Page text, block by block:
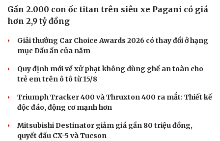
Gần 2.000 con ốc titan trên siêu xe Pagani có giá
hơn 2,9 tỷ đồng
Giải thưởng Car Choice Awards 2026 có thay đổi ở hạng
mục Dấu ấn của năm
Quy định mới về xử phạt không dùng ghế an toàn cho
trẻ em trên ô tô từ 15/8
Triumph Tracker 400 và Thruxton 400 ra mắt: Thiết kế
độc đáo, động cơ mạnh hơn
Mitsubishi Destinator giảm giá gần 80 triệu đồng,
quyết đấu CX-5 và Tucson